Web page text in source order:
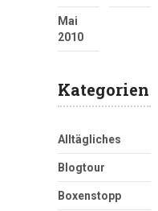
Mai
2010
Kategorien
Alltägliches
Blogtour
Boxenstopp